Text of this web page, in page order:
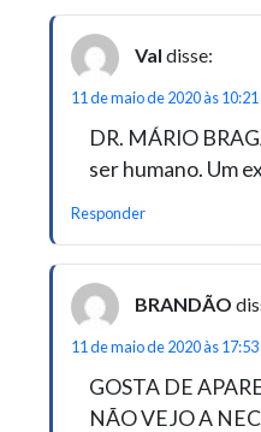
Val disse:
11 de maio de 2020 às 10:21
DR. MÁRIO
ser humano. Um
Responder
BRANDÃO
11 de maio de 2020 às 17:53
GOSTA DE
NÃO VEJO A